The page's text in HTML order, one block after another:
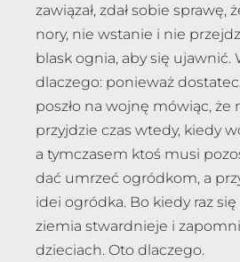
zawiązał, zdał sobie sprawę,
nory, nie wstanie i nie
blask ognia, aby się ujawnić.
dlaczego: ponieważ
poszło na wojnę mówiąc, że
przyjdzie czas wtedy, kiedy
a tymczasem ktoś musi
dać umrzeć ogródkom, a
idei ogródka. Bo kiedy raz
ziemia stwardnieje i
dzieciach. Oto dlaczego.